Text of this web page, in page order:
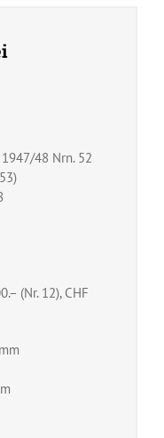
48 Nrn. 52
(Nr. 12), CHF